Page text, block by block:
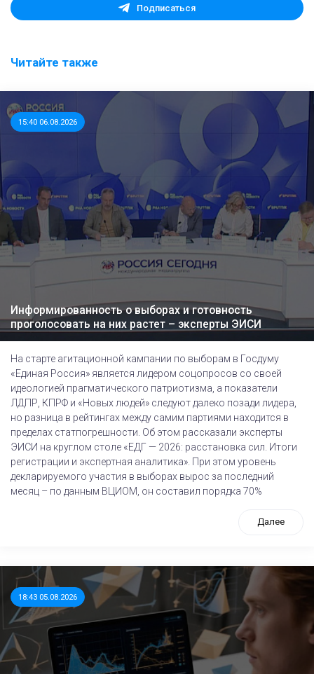
Подписаться
Читайте также
15:40 06.08.2026
Информированность о выборах и готовность
проголосовать на них растет – эксперты ЭИСИ
На старте агитационной кампании по выборам в Госдуму
«Единая Россия» является лидером соцопросов со своей
идеологией прагматического патриотизма, а показатели
ЛДПР, КПРФ и «Новых людей» следуют далеко позади лидера,
но разница в рейтингах между самим партиями находится в
пределах статпогрешности. Об этом рассказали эксперты
ЭИСИ на круглом столе «ЕДГ — 2026: расстановка сил. Итоги
регистрации и экспертная аналитика». При этом уровень
декларируемого участия в выборах вырос за последний
месяц – по данным ВЦИОМ, он составил порядка 70%
Далее
18:43 05.08.2026